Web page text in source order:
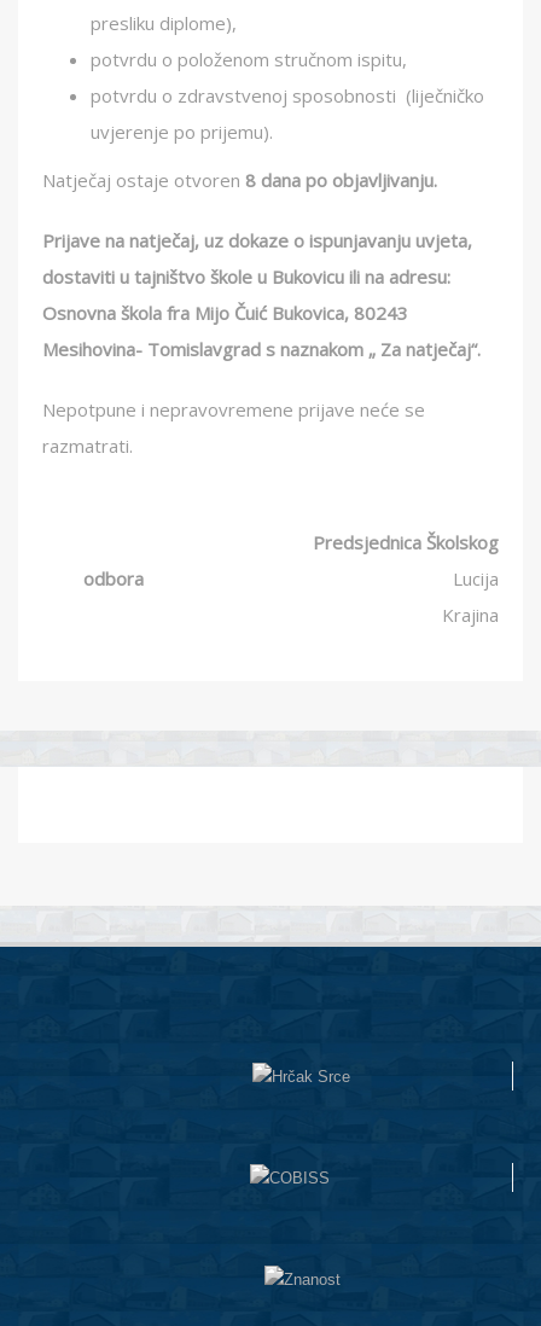
presliku diplome),
potvrdu o položenom stručnom ispitu,
potvrdu o zdravstvenoj sposobnosti (liječničko
uvjerenje po prijemu).
Natječaj ostaje otvoren 8 dana po objavljivanju.
Prijave na natječaj, uz dokaze o ispunjavanju uvjeta,
dostaviti u tajništvo škole u Bukovicu ili na adresu:
Osnovna škola fra Mijo Čuić Bukovica, 80243
Mesihovina- Tomislavgrad s naznakom „ Za natječaj“.
Nepotpune i nepravovremene prijave neće se
razmatrati.
Predsjednica Školskog
odbora Lucija
Krajina